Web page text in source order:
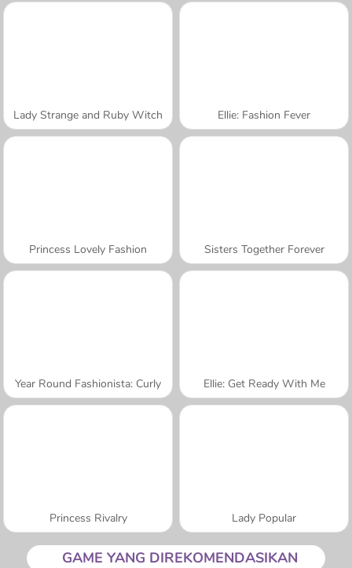
Lady Strange and Ruby Witch Ellie: Fashion Fever
Princess Lovely Fashion Sisters Together Forever
Year Round Fashionista: Curly Ellie: Get Ready With Me
Princess Rivalry Lady Popular
GAME YANG DIREKOMENDASIKAN